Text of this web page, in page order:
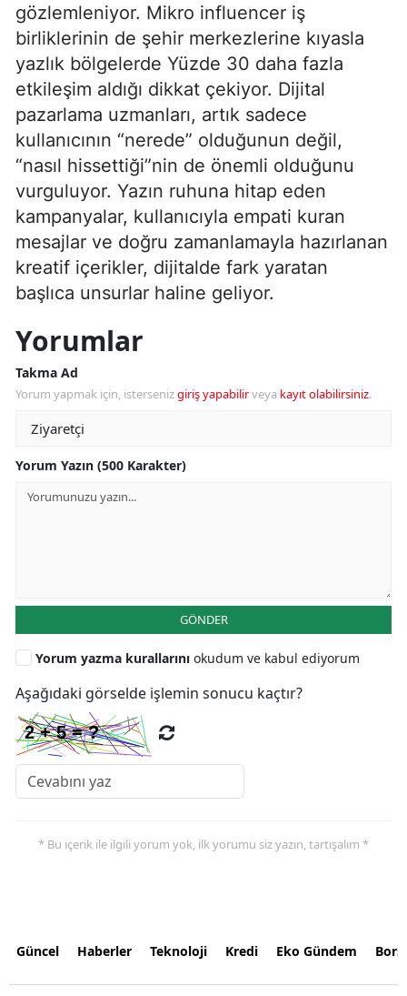
gözlemleniyor. Mikro influencer iş
birliklerinin de şehir merkezlerine kıyasla
yazlık bölgelerde Yüzde 30 daha fazla
etkileşim aldığı dikkat çekiyor. Dijital
pazarlama uzmanları, artık sadece
kullanıcının “nerede” olduğunun değil,
“nasıl hissettiği”nin de önemli olduğunu
vurguluyor. Yazın ruhuna hitap eden
kampanyalar, kullanıcıyla empati kuran
mesajlar ve doğru zamanlamayla hazırlanan
kreatif içerikler, dijitalde fark yaratan
başlıca unsurlar haline geliyor.
Yorumlar
Takma Ad
Yorum yapmak için, istersenizgiriş yapabilirveya kayıt olabilirsiniz.
Yorum Yazın (500 Karakter)
GÖNDER
Yorum yazma kurallarını okudum ve kabul ediyorum
Aşağıdaki görselde işlemin sonucu kaçtır?
* Bu içerik ile ilgili yorum yok, ilk yorumu siz yazın, tartışalım *
Güncel Haberler Teknoloji Kredi Eko Gündem